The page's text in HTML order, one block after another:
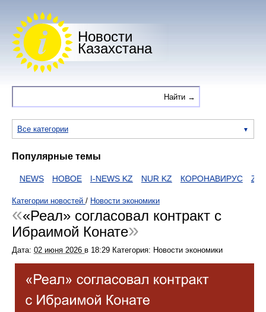
Новости
Казахстана
Все категории
Популярные темы
NEWS НОВОЕ I-NEWS KZ NUR KZ КОРОНАВИРУС
Категории новостей / Новости экономики
«Реал» согласовал контракт с
Ибраимой Конате
Дата: 02 июня 2026 в 18:29 Категория: Новости экономики